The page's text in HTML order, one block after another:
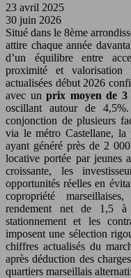
23 avril 2025
30 juin 2026
Situé dans le 8ème
attire chaque année
d’un équilibre entre
proximité et valorisation
actualisées début 2026
avec unprix moyen de 3
oscillant autour de
conjonction de plusieurs
via le métro Castellane, la
ayant généré près de 2
locative portée par jeunes
croissante, les
opportunités réelles en
copropriété
rendement net de 1,5
stationnement et les
imposent une sélection
chiffres actualisés du
après déduction des
quartiers marseillais